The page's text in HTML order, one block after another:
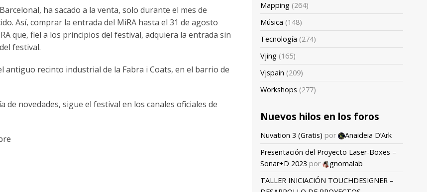
ha sacado a la venta, solo durante el mes de
Así, comprar la entrada del MiRA hasta el 31 de agosto
que, fiel a los principios del festival, adquiera la entrada sin
festival.
antiguo recinto industrial de la Fabra i Coats, en el barrio de
novedades, sigue el festival en los canales oficiales de
Mapping (264)
Música (148)
Tecnología (274)
Vjing (165)
Vjspain (209)
Workshops (277)
Nuevos hilos en los foros
Nuvation 3 (Gratis) por
Anaideia D’Ark
Presentación del Proyecto Laser-Boxes –
Sonar+D 2023 por
gnomalab
TALLER INICIACIÓN TOUCHDESIGNER –